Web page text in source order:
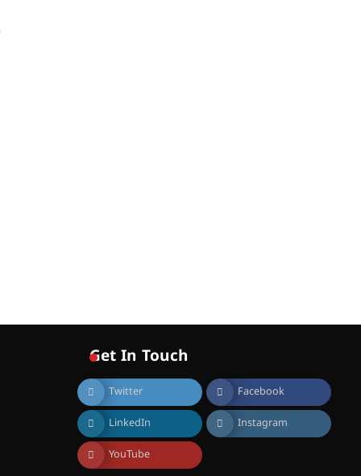
Get In Touch
Twitter Facebook
LinkedIn Instagram
YouTube